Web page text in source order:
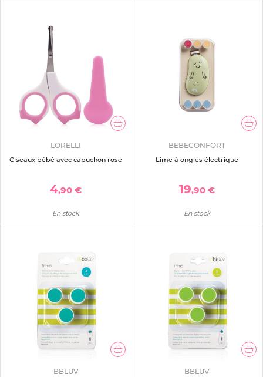
LORELLI
Ciseaux bébé avec capuchon rose
4,90 €
En stock
BEBECONFORT
Lime à ongles électrique
19,90 €
En stock
BBLUV BBLUV